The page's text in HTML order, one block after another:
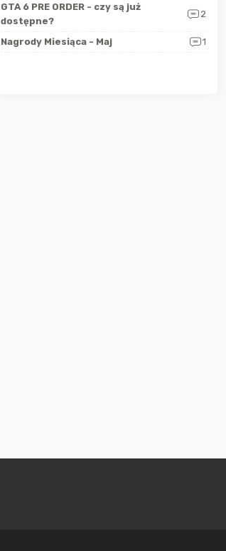
GTA 6 PRE ORDER - czy są już
dostępne?
2
Nagrody Miesiąca - Maj 1